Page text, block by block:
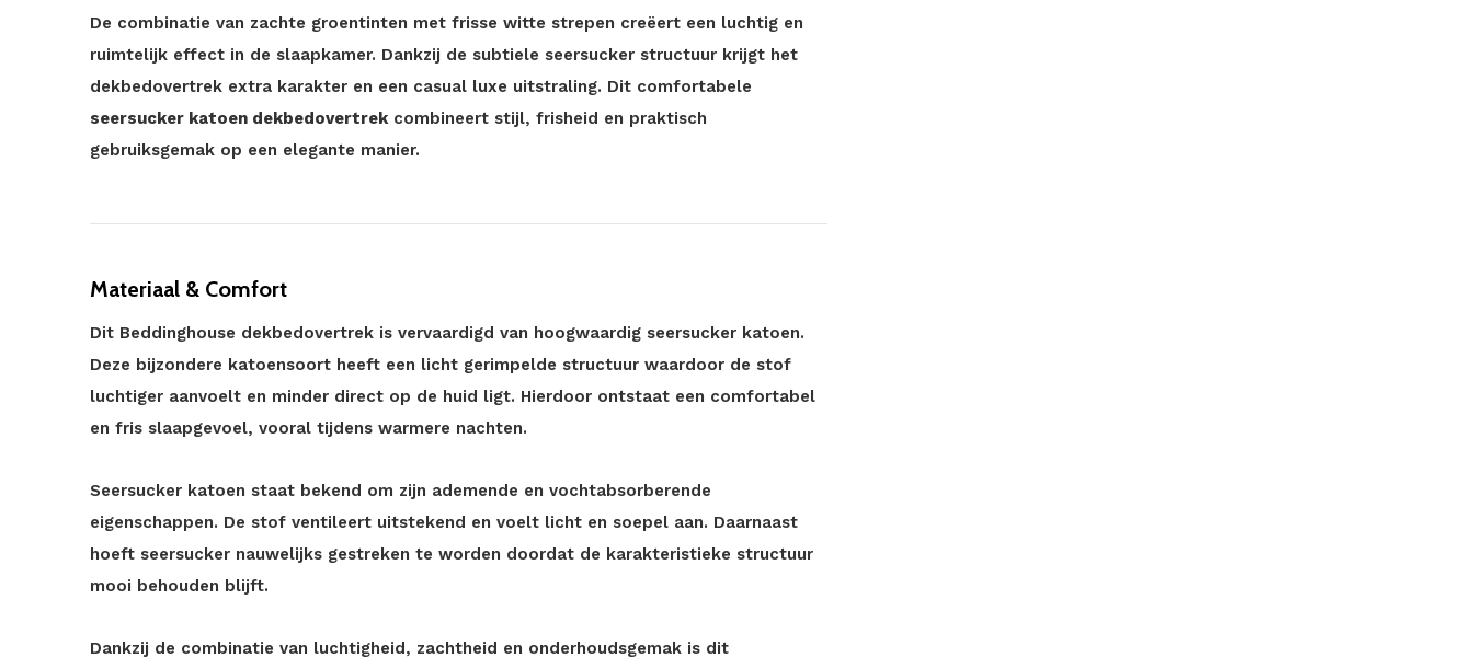
De combinatie van zachte groentinten met frisse witte strepen creëert een luchtig en
ruimtelijk effect in de slaapkamer. Dankzij de subtiele seersucker structuur krijgt het
dekbedovertrek extra karakter en een casual luxe uitstraling. Dit comfortabele
seersucker katoen dekbedovertrekcombineert stijl, frisheid en praktisch
gebruiksgemak op een elegante manier.
Materiaal & Comfort
Dit Beddinghouse dekbedovertrek is vervaardigd van hoogwaardig seersucker katoen.
Deze bijzondere katoensoort heeft een licht gerimpelde structuur waardoor de stof
luchtiger aanvoelt en minder direct op de huid ligt. Hierdoor ontstaat een comfortabel
en fris slaapgevoel, vooral tijdens warmere nachten.
Seersucker katoen staat bekend om zijn ademende en vochtabsorberende
eigenschappen. De stof ventileert uitstekend en voelt licht en soepel aan. Daarnaast
hoeft seersucker nauwelijks gestreken te worden doordat de karakteristieke structuur
mooi behouden blijft.
Dankzij de combinatie van luchtigheid, zachtheid en onderhoudsgemak is dit